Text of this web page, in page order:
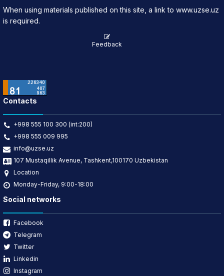
When using materials published on this site, a link to www.uzse.uz
is required.
Feedback
Contacts
+998 555 100 300 (int:200)
+998 555 009 995
info@uzse.uz
107 Mustaqillik Avenue, Tashkent,100170 Uzbekistan
Location
Monday-Friday, 9:00-18:00
Social networks
Facebook
Telegram
Twitter
Linkedin
Instagram